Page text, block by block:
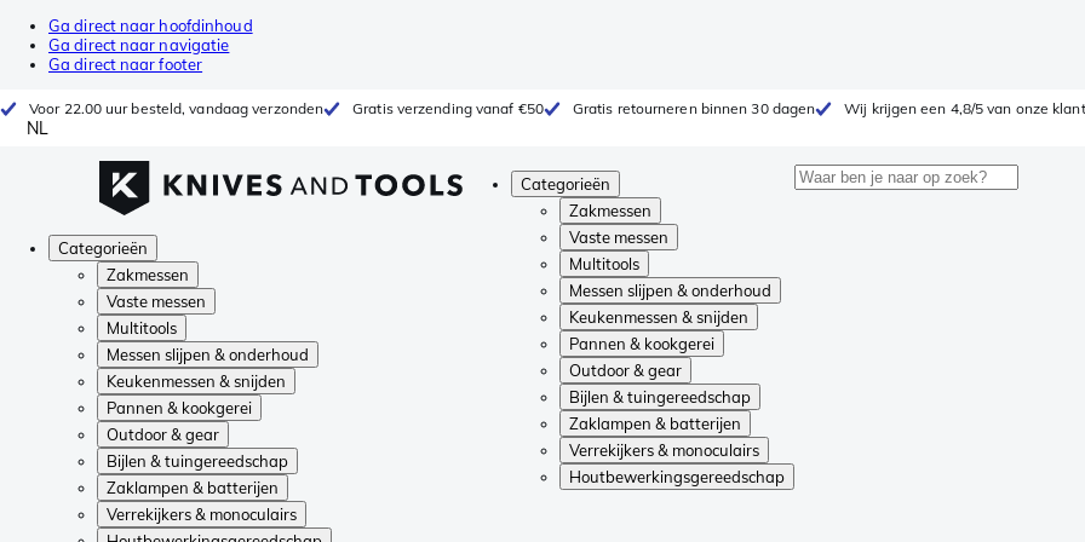
Ga direct naar hoofdinhoud
Ga direct naar navigatie
Ga direct naar footer
Voor 22.00 uur besteld, vandaag verzonden Gratis verzending vanaf €50 Gratis retourneren binnen 30 dagen Wij krijgen een 4,8/5 van onze
NL
Categorieën
Zakmessen
Vaste messen
Multitools
Messen slijpen & onderhoud
Keukenmessen & snijden
Pannen & kookgerei
Outdoor & gear
Bijlen & tuingereedschap
Zaklampen & batterijen
Verrekijkers & monoculairs
Houtbewerkingsgereedschap
Categorieën
Zakmessen
Vaste messen
Multitools
Messen slijpen & onderhoud
Keukenmessen & snijden
Pannen & kookgerei
Outdoor & gear
Bijlen & tuingereedschap
Zaklampen & batterijen
Verrekijkers & monoculairs